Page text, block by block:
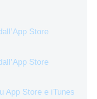
Store
Store
App Store e iTunes